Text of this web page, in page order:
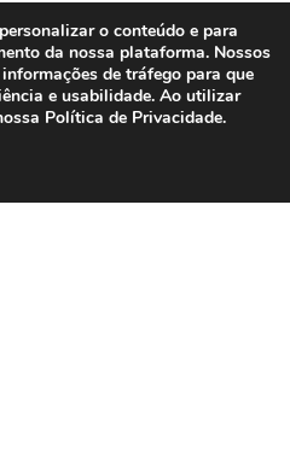
de Educação
de Comunicação
o conteúdo e para
da nossa plataforma. Nossos
de tráfego para que
e usabilidade. Ao utilizar
Política de Privacidade.